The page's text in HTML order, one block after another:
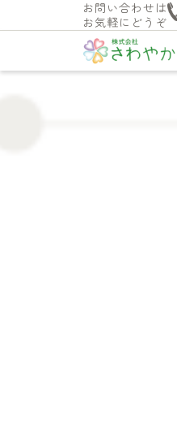
お問い合わせは
お気軽にどうぞ